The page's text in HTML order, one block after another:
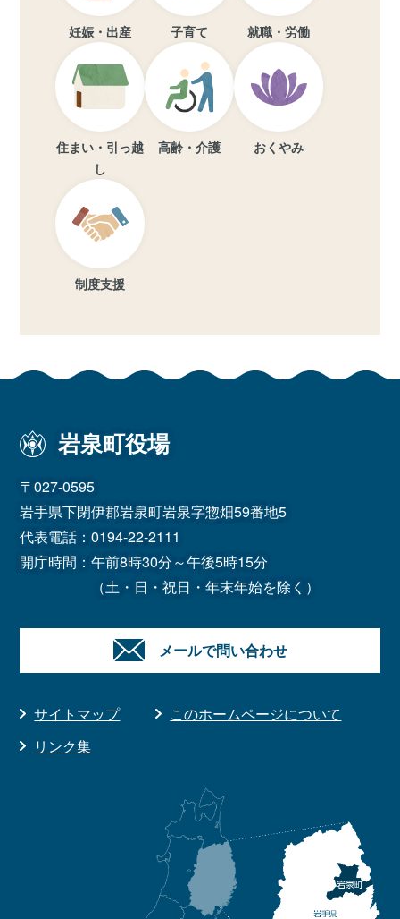
妊娠・出産 子育て 就職・労働
住まい・引っ越
し
高齢・介護 おくやみ
制度支援
岩泉町役場
〒027-0595
岩手県下閉伊郡岩泉町岩泉字惣畑59番地5
代表電話：0194-22-2111
開庁時間：午前8時30分～午後5時15分
（土・日・祝日・年末年始を除く）
メールで問い合わせ
サイトマップ
このホームページについて
リンク集